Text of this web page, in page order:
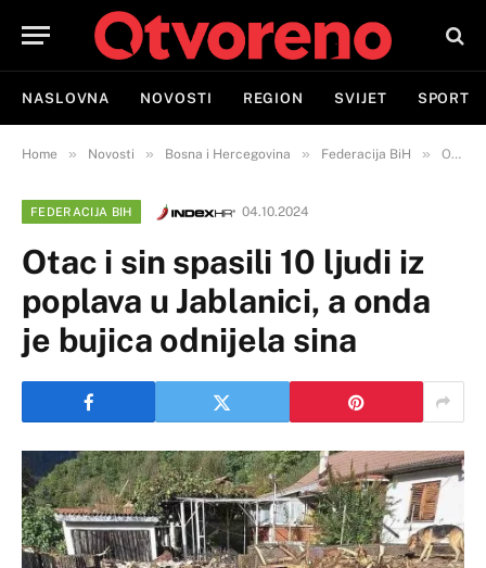
NASLOVNA NOVOSTI REGION SVIJET SPORT
Home » Novosti » Bosna i Hercegovina » Federacija BiH » Otac i sin spasili 10 ljudi iz poplava u Jablanici, a onda je bujica odnijela sina
FEDERACIJA BIH 04.10.2024
Otac i sin spasili 10 ljudi iz
poplava u Jablanici, a onda
je bujica odnijela sina